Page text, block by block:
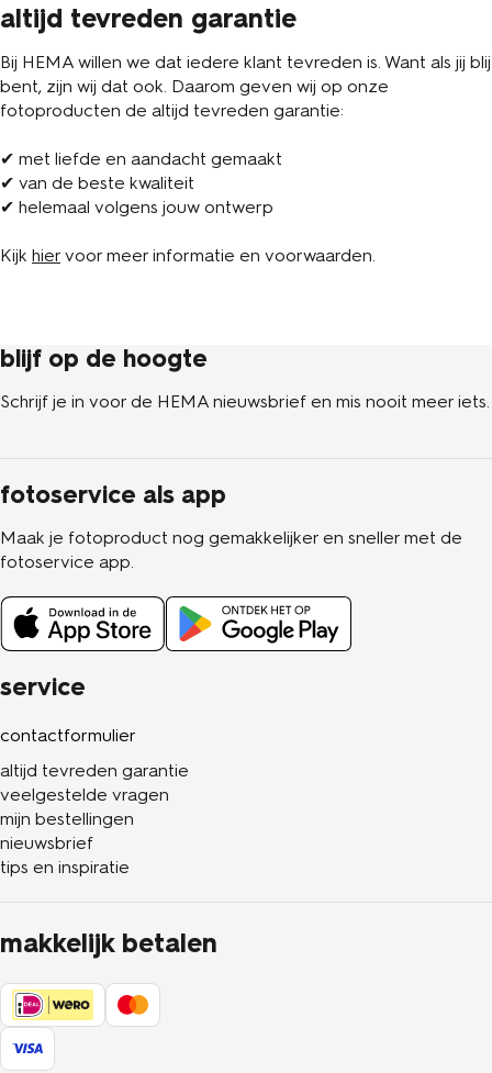
altijd tevreden garantie
Bij HEMA willen we dat iedere klant tevreden is. Want als jij blij
bent, zijn wij dat ook. Daarom geven wij op onze
fotoproducten de altijd tevreden garantie:
✔ met liefde en aandacht gemaakt
✔ van de beste kwaliteit
✔ helemaal volgens jouw ontwerp
Kijk hier voor meer informatie en voorwaarden.
service
contactformulier
altijd tevreden garantie
veelgestelde vragen
mijn bestellingen
nieuwsbrief
tips en inspiratie
makkelijk betalen
blijf op de hoogte
Schrijf je in voor de HEMA nieuwsbrief en mis nooit meer iets.
fotoservice als app
Maak je fotoproduct nog gemakkelijker en sneller met de
fotoservice app.